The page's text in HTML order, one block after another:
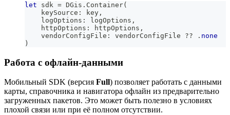
let sdk = DGis . Container(
    keySource
: key ,
    logOptions
: logOptions ,
    httpOptions
: httpOptions ,
    vendorConfigFile
: vendorConfigFile ?? . none
)
Работа с офлайн-данными
Мобильный SDK (версия Full) позволяет работать с данными
карты, справочника и навигатора офлайн из предварительно
загруженных пакетов. Это может быть полезно в условиях
плохой связи или при её полном отсутствии.